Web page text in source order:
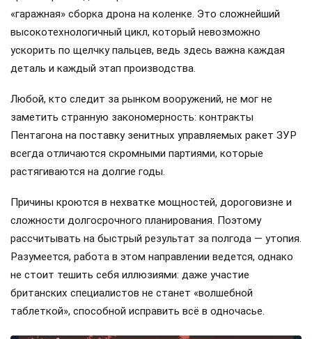
«гаражная» сборка дрона на коленке. Это сложнейший
высокотехнологичный цикл, который невозможно
ускорить по щелчку пальцев, ведь здесь важна каждая
деталь и каждый этап производства.
Любой, кто следит за рынком вооружений, не мог не
заметить странную закономерность: контракты
Пентагона на поставку зенитных управляемых ракет ЗУР
всегда отличаются скромными партиями, которые
растягиваются на долгие годы.
Причины кроются в нехватке мощностей, дороговизне и
сложности долгосрочного планирования. Поэтому
рассчитывать на быстрый результат за полгода — утопия.
Разумеется, работа в этом направлении ведется, однако
не стоит тешить себя иллюзиями: даже участие
британских специалистов не станет «волшебной
таблеткой», способной исправить всё в одночасье.